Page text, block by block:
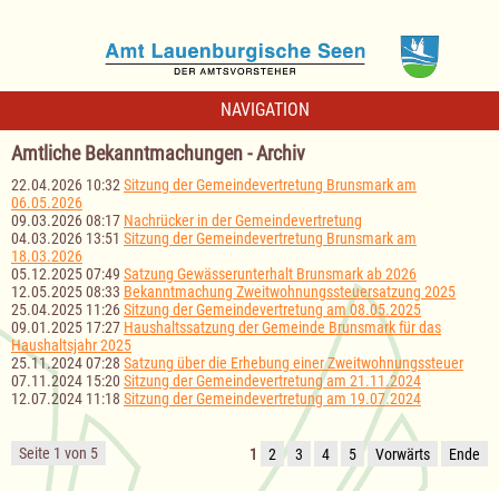
NAVIGATION
Amtliche Bekanntmachungen - Archiv
22.04.2026 10:32 Sitzung der Gemeindevertretung Brunsmark am
06.05.2026
09.03.2026 08:17 Nachrücker in der Gemeindevertretung
04.03.2026 13:51 Sitzung der Gemeindevertretung Brunsmark am
18.03.2026
05.12.2025 07:49 Satzung Gewässerunterhalt Brunsmark ab 2026
12.05.2025 08:33 Bekanntmachung Zweitwohnungssteuersatzung 2025
25.04.2025 11:26Sitzung der Gemeindevertretung am 08.05.2025
09.01.2025 17:27 Haushaltssatzung der Gemeinde Brunsmark für das
Haushaltsjahr 2025
25.11.2024 07:28 Satzung über die Erhebung einer Zweitwohnungssteuer
07.11.2024 15:20 Sitzung der Gemeindevertretung am 21.11.2024
12.07.2024 11:18 Sitzung der Gemeindevertretung am 19.07.2024
Seite 1 von 5 1 2 3 4 5 Vorwärts Ende